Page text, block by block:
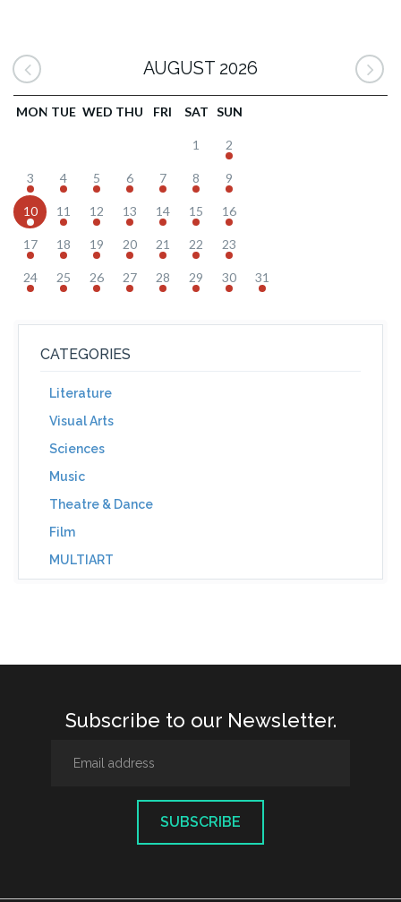
AUGUST 2026
MON TUE WED THU FRI SAT SUN
1 2
3 4 5 6 7 8 9
10 11 12 13 14 15 16
17 18 19 20 21 22 23
24 25 26 27 28 29 30 31
CATEGORIES
Literature
Visual Arts
Sciences
Music
Theatre & Dance
Film
MULTIART
Subscribe to our Newsletter.
SUBSCRIBE